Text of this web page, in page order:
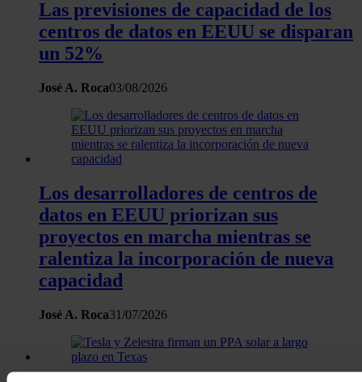
Las previsiones de capacidad de los
centros de datos en EEUU se disparan
un 52%
José A. Roca03/08/2026
Los desarrolladores de centros de
datos en EEUU priorizan sus
proyectos en marcha mientras se
ralentiza la incorporación de nueva
capacidad
José A. Roca31/07/2026